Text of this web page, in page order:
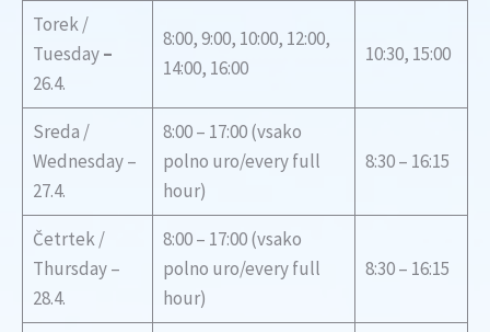
Torek /
Tuesday–
26.4.
8:00, 9:00, 10:00, 12:00,
14:00, 16:00
10:30, 15:00
Sreda /
Wednesday –
27.4.
8:00 – 17:00 (vsako
polno uro/every full
hour)
8:30 – 16:15
Četrtek /
Thursday –
28.4.
8:00 – 17:00 (vsako
polno uro/every full
hour)
8:30 – 16:15